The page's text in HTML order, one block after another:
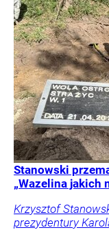
Stanowski
„Wazelina jakich
Krzysztof
prezydentury